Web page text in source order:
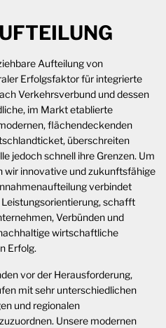
Aufteilung von
Erfolgsfaktor für integrierte
Verkehrsverbund und dessen
im Markt etablierte
flächendeckenden
überschreiten
jedoch schnell ihre Grenzen. Um
wir innovative und zukunftsfähige
verbindet
schafft
Verbünden und
wirtschaftliche
Erfolg.
vor der Herausforderung,
mit sehr unterschiedlichen
und regionalen
Unsere modernen